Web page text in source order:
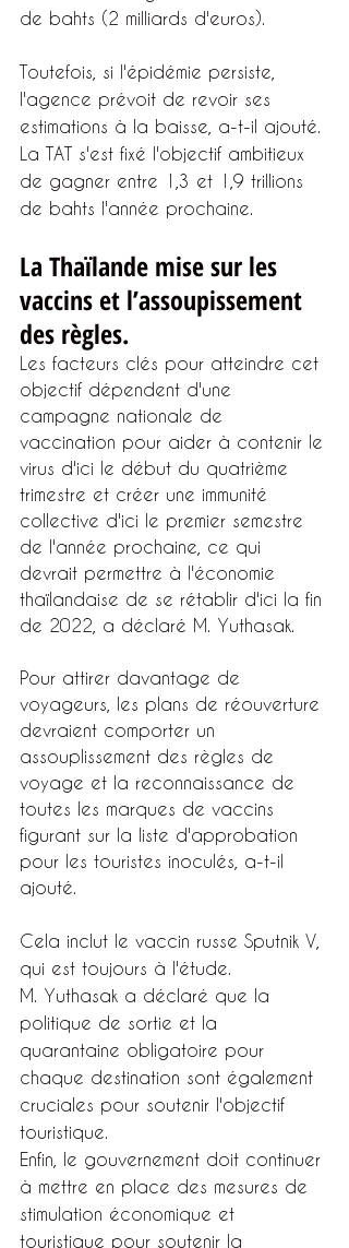
de bahts (2 milliards d'euros).
Toutefois, si l'épidémie persiste,
l'agence prévoit de revoir ses
estimations à la baisse, a-t-il ajouté.
La TAT s'est fixé l'objectif ambitieux
de gagner entre 1,3 et 1,9 trillions
de bahts l'année prochaine.
La Thaïlande mise sur les
vaccins et l’assoupissement
des règles.
Les facteurs clés pour atteindre cet
objectif dépendent d'une
campagne nationale de
vaccination pour aider à contenir le
virus d'ici le début du quatrième
trimestre et créer une immunité
collective d'ici le premier semestre
de l'année prochaine, ce qui
devrait permettre à l'économie
thaïlandaise de se rétablir d'ici la fin
de 2022, a déclaré M. Yuthasak.
Pour attirer davantage de
voyageurs, les plans de réouverture
devraient comporter un
assouplissement des règles de
voyage et la reconnaissance de
toutes les marques de vaccins
figurant sur la liste d'approbation
pour les touristes inoculés, a-t-il
ajouté.
Cela inclut le vaccin russe Sputnik V,
qui est toujours à l'étude.
M. Yuthasak a déclaré que la
politique de sortie et la
quarantaine obligatoire pour
chaque destination sont également
cruciales pour soutenir l'objectif
touristique.
Enfin, le gouvernement doit continuer
à mettre en place des mesures de
stimulation économique et
touristique pour soutenir la